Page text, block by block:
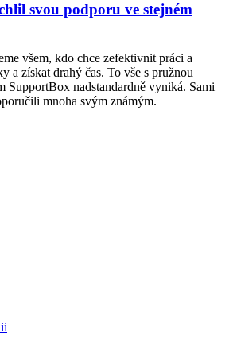
svou podporu ve stejném
všem, kdo chce zefektivnit práci a
a získat drahý čas. To vše s pružnou
SupportBox nadstandardně vyniká. Sami
mnoha svým známým.